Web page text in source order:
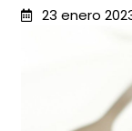
23 enero